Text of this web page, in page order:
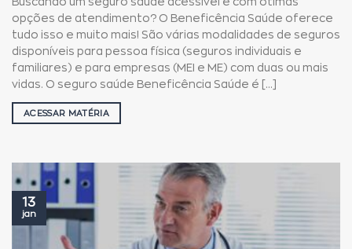
Buscando um seguro saúde acessível e com ótimas
opções de atendimento? O Beneficência Saúde oferece
tudo isso e muito mais! São várias modalidades de seguros
disponíveis para pessoa física (seguros individuais e
familiares) e para empresas (MEI e ME) com duas ou mais
vidas. O seguro saúde Beneficência Saúde é [...]
ACESSAR MATÉRIA
13
jan